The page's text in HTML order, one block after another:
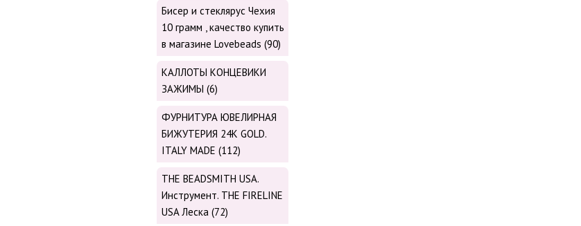
Бисер и стеклярус Чехия
10 грамм , качество купить
в магазине Lovebeads (90)
КАЛЛОТЫ КОНЦЕВИКИ
ЗАЖИМЫ (6)
ФУРНИТУРА ЮВЕЛИРНАЯ
БИЖУТЕРИЯ 24К GOLD.
ITALY MADE (112)
THE BEADSMITH USA.
Инструмент. THE FIRELINE
USA Леска (72)